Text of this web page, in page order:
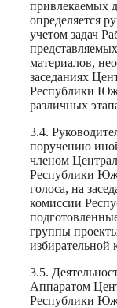
привлекаемых
определяется
учетом задач
материалов,
заседаниях
Республики
различных
3.4.
поручению
членом
Республики
голоса, на
комиссии
группы
3.5.
Аппаратом
Республики